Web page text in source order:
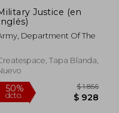
Justice (en
Department Of The
Tapa Blanda,